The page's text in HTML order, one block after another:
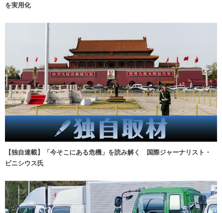
を実用化
【独自連載】「今そこにある危機」を読み解く 国際ジャーナリスト・
ビニシウス氏